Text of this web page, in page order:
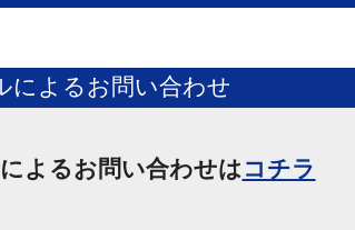
によるお問い合わせ
よるお問い合わせは コチラ